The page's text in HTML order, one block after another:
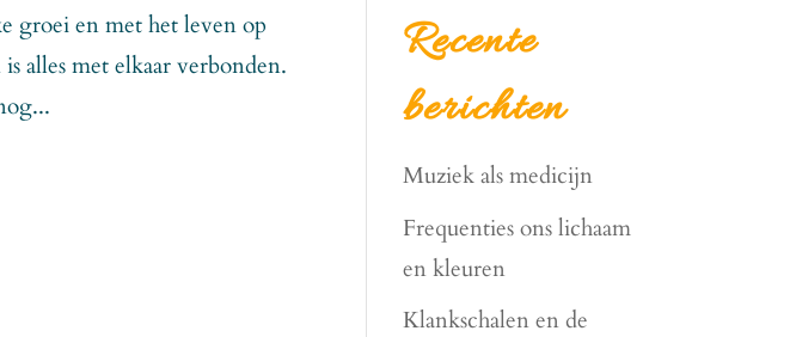
groei en met het leven op
alles met elkaar verbonden.
Recente
berichten
Muziek als medicijn
Frequenties ons lichaam
en kleuren
Klankschalen en de